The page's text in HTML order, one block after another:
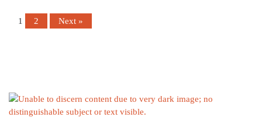
1 2 Next »